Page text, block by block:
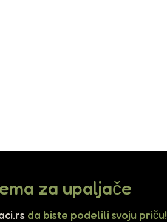
za upaljače
da biste podelili svoju priču!